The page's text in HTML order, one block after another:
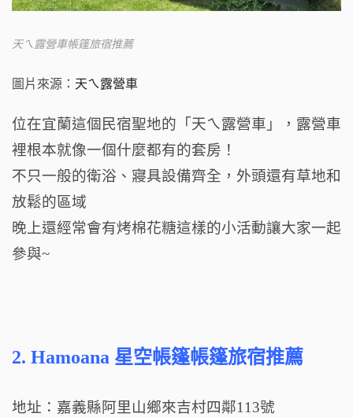
天ㄟ露營車帳篷旅宿推薦
圖片來源： 天ㄟ露營車
位在宜蘭這個民宿聖地的「天ㄟ露營車」，露營車
裡根本就像一個什麼都有的套房！
不只一般的衛浴、寢具設備齊全，外頭還有草地和
放鬆的區域
晚上還經常會有烤棉花糖這樣的小活動讓大家一起
參與~
2. Hamoana 星空帳篷帳篷旅宿推薦
地址：嘉義縣阿里山鄉來吉村四鄰113號